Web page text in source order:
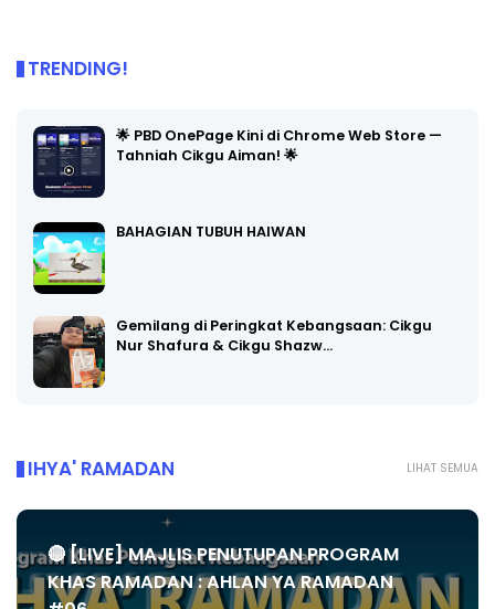
TRENDING!
🌟 PBD OnePage Kini di Chrome Web Store —
Tahniah Cikgu Aiman! 🌟
BAHAGIAN TUBUH HAIWAN
Gemilang di Peringkat Kebangsaan: Cikgu
Nur Shafura & Cikgu Shazw…
LIHAT SEMUA
IHYA' RAMADAN
🔴 [LIVE] MAJLIS PENUTUPAN PROGRAM
KHAS RAMADAN : AHLAN YA RAMADAN